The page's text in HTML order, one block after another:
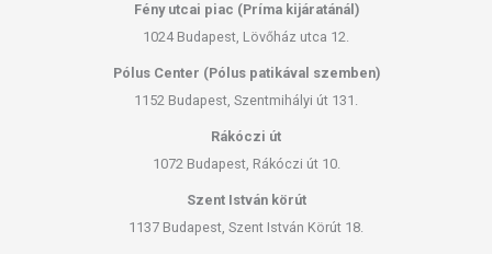
Fény utcai piac (Príma kijáratánál)
1024 Budapest, Lövőház utca 12.
Pólus Center (Pólus patikával szemben)
1152 Budapest, Szentmihályi út 131.
Rákóczi út
1072 Budapest, Rákóczi út 10.
Szent István körút
1137 Budapest, Szent István Körút 18.